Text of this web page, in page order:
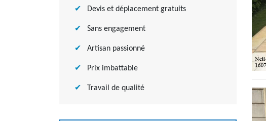
Devis et déplacement gratuits
Sans engagement
Artisan passionné
Prix imbattable
Travail de qualité